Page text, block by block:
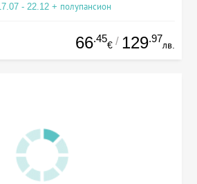
- 22.12 + полупансион
66.45
€ / 129.97
лв.